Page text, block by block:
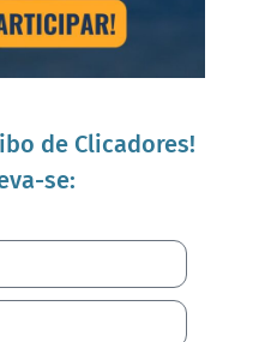
de Clicadores!
se: